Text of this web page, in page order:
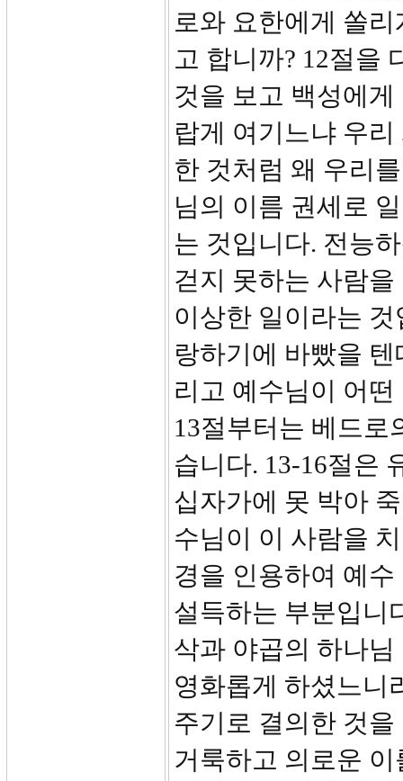
로와 요한에게 쏠
고 합니까? 12절을
것을 보고 백성에
랍게 여기느냐 우
한 것처럼 왜 우리
님의 이름 권세로
는 것입니다. 전능
걷지 못하는 사람
이상한 일이라는
랑하기에 바빴을
리고 예수님이 어
13절부터는 베드로
습니다. 13-16절은
십자가에 못 박아
수님이 이 사람을
경을 인용하여 예
설득하는 부분입니
삭과 야곱의 하나
영화롭게 하셨느니
주기로 결의한 것
거룩하고 의로운